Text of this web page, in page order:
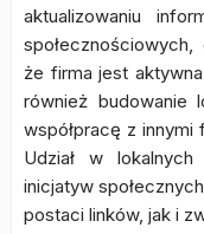
aktualizowaniu
że firma jest
również budowanie
współpracę z innymi
Udział w lokalnych
inicjatyw
postaci linków, jak i